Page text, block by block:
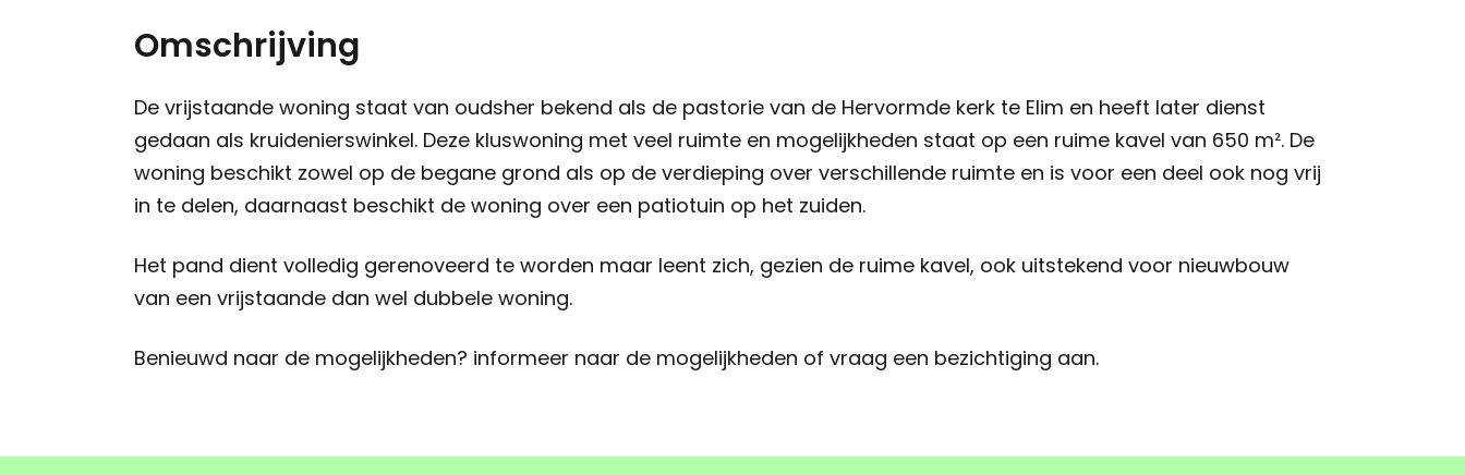
Omschrijving
De vrijstaande woning staat van oudsher bekend als de pastorie van de Hervormde kerk te Elim en heeft later dienst
gedaan als kruidenierswinkel. Deze kluswoning met veel ruimte en mogelijkheden staat op een ruime kavel van 650 m². De
woning beschikt zowel op de begane grond als op de verdieping over verschillende ruimte en is voor een deel ook nog vrij
in te delen, daarnaast beschikt de woning over een patiotuin op het zuiden.
Het pand dient volledig gerenoveerd te worden maar leent zich, gezien de ruime kavel, ook uitstekend voor nieuwbouw
van een vrijstaande dan wel dubbele woning.
Benieuwd naar de mogelijkheden? informeer naar de mogelijkheden of vraag een bezichtiging aan.